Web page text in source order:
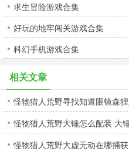
求生冒险游戏合集
好玩的地牢闯关游戏合集
科幻手机游戏合集
相关文章
怪物猎人荒野寻找知道眼镜森
略
怪物猎人荒野大锤怎么配装 大
怪物猎人荒野大虚无动在哪捕